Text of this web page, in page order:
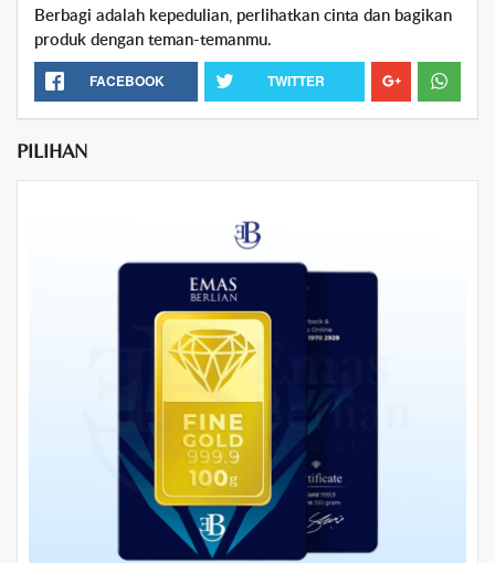
Berbagi adalah kepedulian, perlihatkan cinta dan bagikan
produk dengan teman-temanmu.
FACEBOOK TWITTER
PILIHAN